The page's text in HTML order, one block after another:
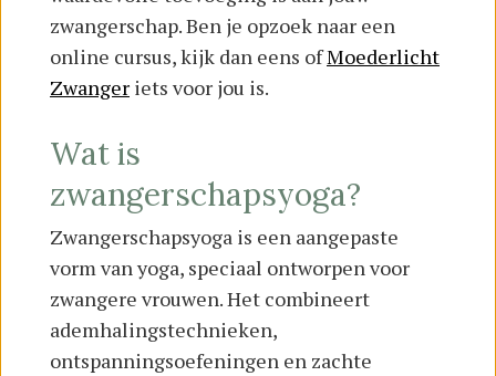
zwangerschap. Ben je opzoek naar een
online cursus, kijk dan eens ofMoederlicht
Zwanger iets voor jou is.
Wat is
zwangerschapsyoga?
Zwangerschapsyoga is een aangepaste
vorm van yoga, speciaal ontworpen voor
zwangere vrouwen. Het combineert
ademhalingstechnieken,
ontspanningsoefeningen en zachte